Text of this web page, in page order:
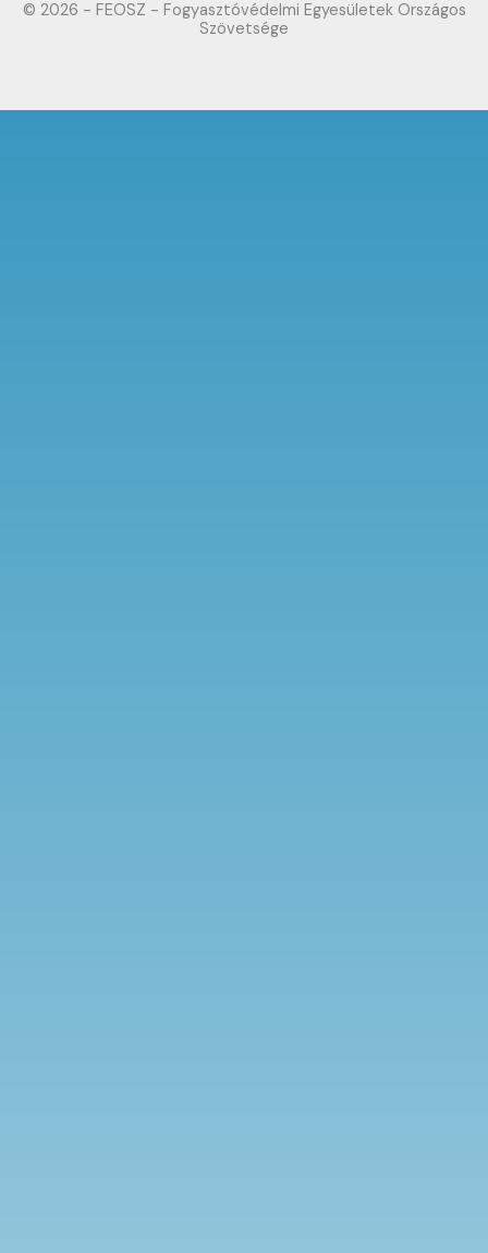
© 2026 - FEOSZ - Fogyasztóvédelmi Egyesületek Országos
Szövetsége